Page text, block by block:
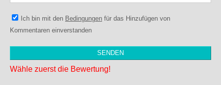
Ich bin mit den Bedingungen für das Hinzufügen von
Kommentaren einverstanden
Wähle zuerst die Bewertung!